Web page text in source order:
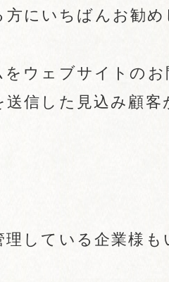
にいちばんお勧
ウェブサイトの
信した見込み顧客
している企業様も